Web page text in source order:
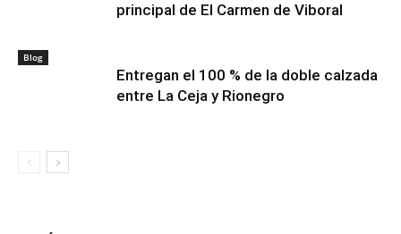
principal de El Carmen de Viboral
Blog
Entregan el 100 % de la doble calzada
entre La Ceja y Rionegro